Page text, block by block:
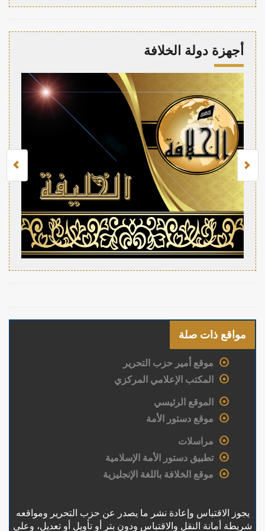
أجهزة دولة الخلافة
مواقع ذات صلة
موقع أمير حزب التحرير
المكتب الإعلامي المركزي
الموقع الرئيسي
موقع دستور الأمة
مراسلات
تطبيق دستور الأمة الإسلامية
موقع الخلافة باللغة الإنجليزية
يجوز الاقتباس وإعادة نشر ما يصدر عن حزب التحرير ومواقعه
شريطة أمانة النقل والاقتباس ودون بتر أو تأويل أو تعديل، وعلى